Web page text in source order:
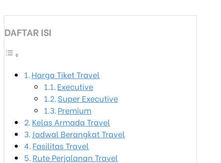
DAFTAR ISI
Harga Tiket Travel
Executive
Super Executive
Premium
Kelas Armada Travel
Jadwal Berangkat Travel
Fasilitas Travel
Rute Perjalanan Travel